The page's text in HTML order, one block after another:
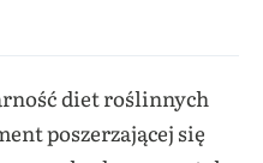
diet roślinnych
poszerzającej się